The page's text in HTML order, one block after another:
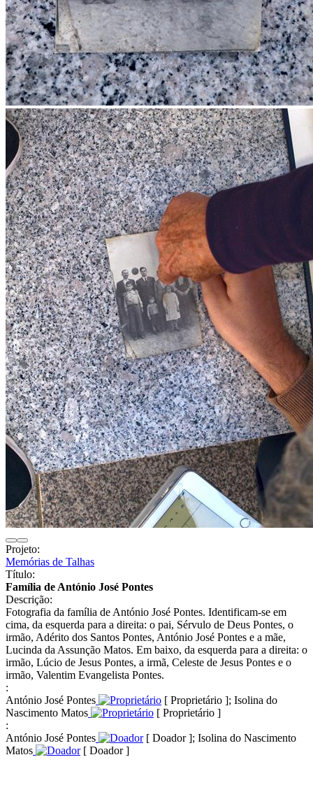
Projeto:
Memórias de Talhas
Título:
Família de António José Pontes
Descrição:
Fotografia da família de António José Pontes. Identificam-se em
cima, da esquerda para a direita: o pai, Sérvulo de Deus Pontes, o
irmão, Adérito dos Santos Pontes, António José Pontes e a mãe,
Lucinda da Assunção Matos. Em baixo, da esquerda para a direita: o
irmão, Lúcio de Jesus Pontes, a irmã, Celeste de Jesus Pontes e o
irmão, Valentim Evangelista Pontes.
:
António José Pontes
[ Proprietário ]; Isolina do
Nascimento Matos
[ Proprietário ]
:
António José Pontes
[ Doador ]; Isolina do Nascimento
Matos
[ Doador ]